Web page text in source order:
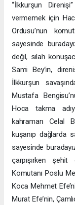
“İlkkurşun
vermemek için
Ordusu’nun
sayesinde
değil, silah
Sami Bey’in,
İlkkurşun
Mustafa
Hoca takma
kahraman Celal
kuşanıp dağlarda
sayesinde
çarpışırken
Komutanı Poslu
Koca Mehmet
Murat Efe’nin,